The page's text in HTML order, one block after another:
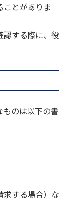
ことがありま
認する際に、役
のは以下の書
求する場合）な